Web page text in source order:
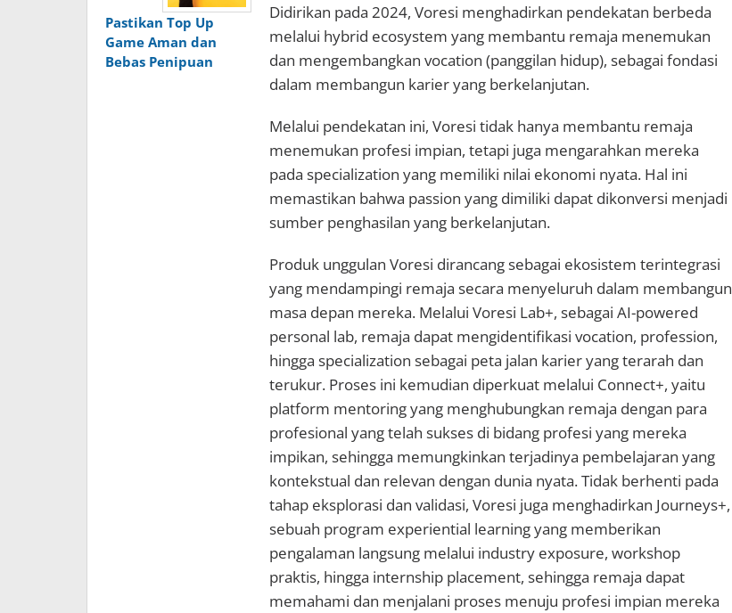
Pastikan Top Up
Game Aman dan
Bebas Penipuan
Didirikan pada 2024, Voresi menghadirkan pendekatan berbeda
melalui hybrid ecosystem yang membantu remaja menemukan
dan mengembangkan vocation (panggilan hidup), sebagai fondasi
dalam membangun karier yang berkelanjutan.
Melalui pendekatan ini, Voresi tidak hanya membantu remaja
menemukan profesi impian, tetapi juga mengarahkan mereka
pada specialization yang memiliki nilai ekonomi nyata. Hal ini
memastikan bahwa passion yang dimiliki dapat dikonversi menjadi
sumber penghasilan yang berkelanjutan.
Produk unggulan Voresi dirancang sebagai ekosistem terintegrasi
yang mendampingi remaja secara menyeluruh dalam membangun
masa depan mereka. Melalui Voresi Lab+, sebagai AI-powered
personal lab, remaja dapat mengidentifikasi vocation, profession,
hingga specialization sebagai peta jalan karier yang terarah dan
terukur. Proses ini kemudian diperkuat melalui Connect+, yaitu
platform mentoring yang menghubungkan remaja dengan para
profesional yang telah sukses di bidang profesi yang mereka
impikan, sehingga memungkinkan terjadinya pembelajaran yang
kontekstual dan relevan dengan dunia nyata. Tidak berhenti pada
tahap eksplorasi dan validasi, Voresi juga menghadirkan Journeys+,
sebuah program experiential learning yang memberikan
pengalaman langsung melalui industry exposure, workshop
praktis, hingga internship placement, sehingga remaja dapat
memahami dan menjalani proses menuju profesi impian mereka